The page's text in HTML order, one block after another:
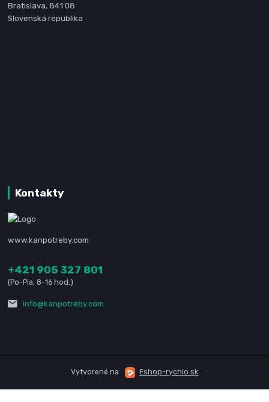
Bratislava, 841 08
Slovenská republika
Kontakty
www.kanpotreby.com
+421 905 327 801
(Po-Pia, 8-16 hod.)
info@kanpotreby.com
Vytvorené na Eshop-rychlo.sk